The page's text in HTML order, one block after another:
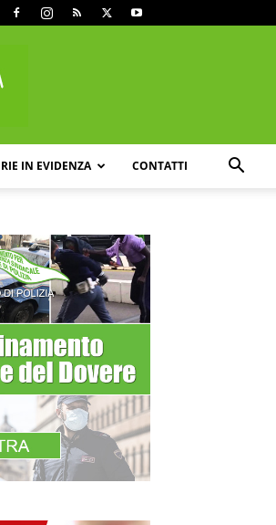
IN EVIDENZA CONTATTI